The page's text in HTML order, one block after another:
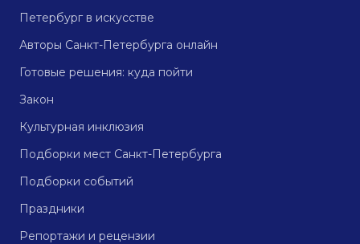
Петербург в искусстве
Авторы Санкт-Петербурга онлайн
Готовые решения: куда пойти
Закон
Культурная инклюзия
Подборки мест Санкт-Петербурга
Подборки событий
Праздники
Репортажи и рецензии